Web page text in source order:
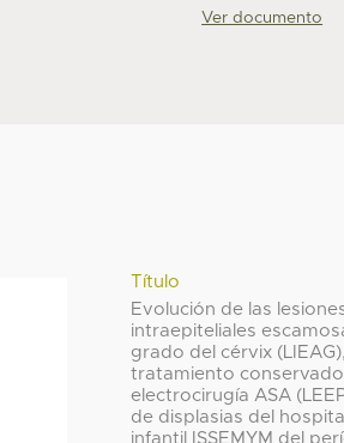
Ver documento
Título
Evolución de las
intraepiteliales
grado del cérvix
tratamiento
electrocirugía ASA
de displasias del
infantil ISSEMYM del